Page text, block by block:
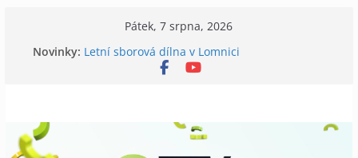
Pátek, 7 srpna, 2026
Novinky: Letní sborová dílna v Lomnici
Chovatelé si připomněli 120 let své existence